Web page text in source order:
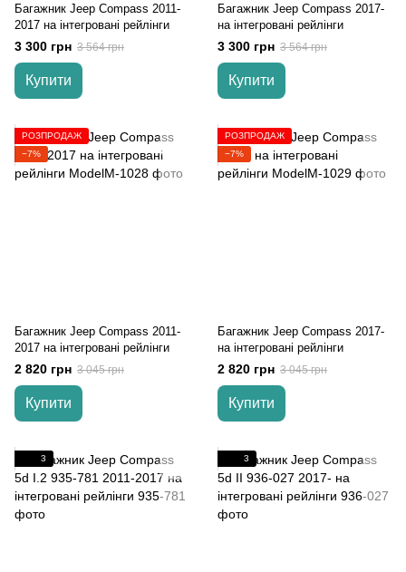
Багажник Jeep Compass 2011-
2017 на інтегровані рейлінги
3 300 грн 3 564 грн
Купити
Багажник Jeep Compass 2017-
на інтегровані рейлінги
3 300 грн 3 564 грн
Купити
РОЗПРОДАЖ
−7%
Багажник Jeep Compass 2011-
2017 на інтегровані рейлінги
2 820 грн 3 045 грн
Купити
РОЗПРОДАЖ
−7%
Багажник Jeep Compass 2017-
на інтегровані рейлінги
2 820 грн 3 045 грн
Купити
3 3